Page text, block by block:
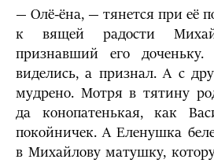
— Олё-ёна, — тянется при её
к вящей радости
признавший его
виделись, а признал. А с
мудрено. Мотря в тятину
да конопатенькая, как
покойничек. А Еленушка
в Михайлову матушку,